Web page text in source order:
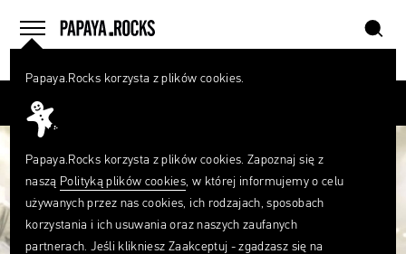
menu
home szukaj
Papaya.Rocks korzysta z plików cookies.
Papaya.Rocks korzysta z plików cookies. Zapoznaj się z
naszą Polityką plików cookies, w której informujemy o celu
używanych przez nas cookies, ich rodzajach, sposobach
korzystania i ich usuwania oraz naszych zaufanych
partnerach. Jeśli klikniesz Zaakceptuj - zgadzasz się na
Czego
szukasz?